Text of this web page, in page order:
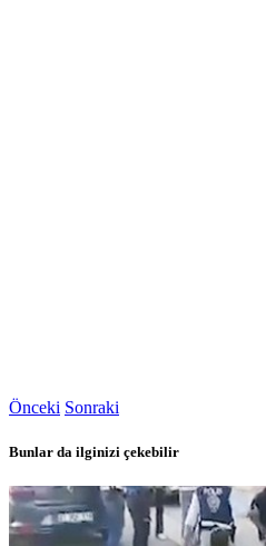
Önceki Sonraki
Bunlar da ilginizi çekebilir